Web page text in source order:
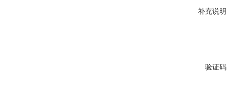
补充说明
验证码